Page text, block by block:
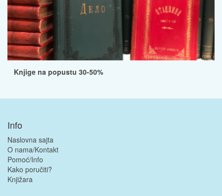
Knjige na popustu 30-50%
Info
Naslovna sajta
O nama/Kontakt
Pomoć/Info
Kako poručiti?
Knjižara